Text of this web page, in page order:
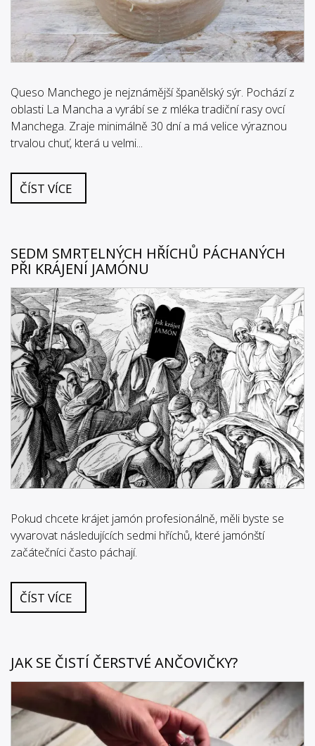
Queso Manchego je nejznámější španělský sýr. Pochází z
oblasti La Mancha a vyrábí se z mléka tradiční rasy ovcí
Manchega. Zraje minimálně 30 dní a má velice výraznou
trvalou chuť, která u velmi...
ČÍST VÍCE
SEDM SMRTELNÝCH HŘÍCHŮ PÁCHANÝCH
PŘI KRÁJENÍ JAMÓNU
Pokud chcete krájet jamón profesionálně, měli byste se
vyvarovat následujících sedmi hříchů, které jamónští
začátečníci často páchají.
ČÍST VÍCE
JAK SE ČISTÍ ČERSTVÉ ANČOVIČKY?